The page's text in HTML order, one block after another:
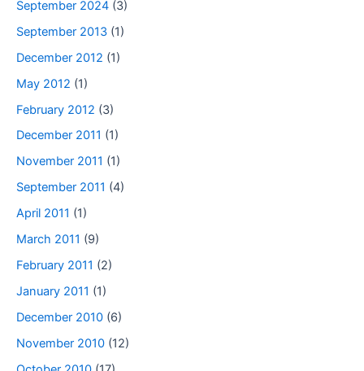
September 2024 (3)
September 2013 (1)
December 2012 (1)
May 2012 (1)
February 2012 (3)
December 2011 (1)
November 2011 (1)
September 2011 (4)
April 2011 (1)
March 2011 (9)
February 2011 (2)
January 2011 (1)
December 2010 (6)
November 2010 (12)